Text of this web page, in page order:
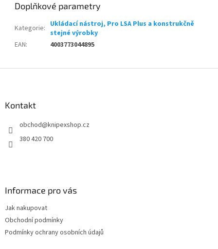
Doplňkové parametry
Kategorie: Ukládací nástroj, Pro LSA Plus a konstrukčně
stejné výrobky
EAN: 4003773044895
Kontakt
obchod@knipexshop.cz
380 420 700
Informace pro vás
Jak nakupovat
Obchodní podmínky
Podmínky ochrany osobních údajů